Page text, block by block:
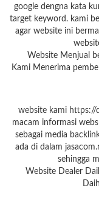
google dengna kata
target keyword. kami
agar website ini
Website Menjual
Kami Menerima
website kami https://
macam informasi
sebagai media
ada di dalam
sehingga
Website Dealer